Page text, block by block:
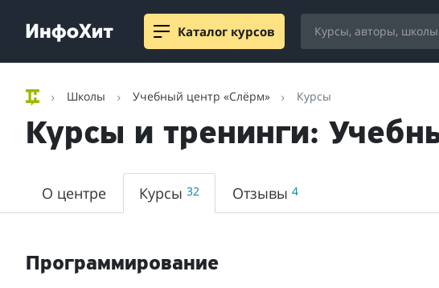
Каталог курсов
Школы Учебный центр «Слёрм» Курсы
Курсы и тренинги:
О центре Курсы32 Отзывы 4
Программирование